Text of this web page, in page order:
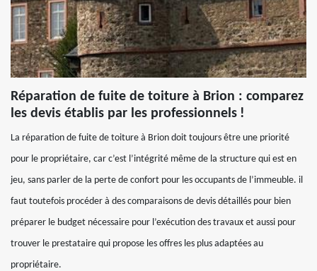
Réparation de fuite de toiture à Brion : comparez
les devis établis par les professionnels !
La réparation de fuite de toiture à Brion doit toujours être une priorité
pour le propriétaire, car c’est l’intégrité même de la structure qui est en
jeu, sans parler de la perte de confort pour les occupants de l’immeuble. il
faut toutefois procéder à des comparaisons de devis détaillés pour bien
préparer le budget nécessaire pour l’exécution des travaux et aussi pour
trouver le prestataire qui propose les offres les plus adaptées au
propriétaire.